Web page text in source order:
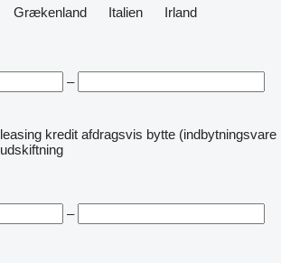
Grækenland Italien
Irland
–
leasing kredit afdragsvis bytte (indbytningsvare
udskiftning
–